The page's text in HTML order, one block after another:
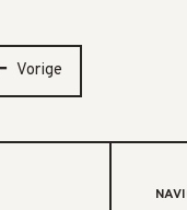
Vorige